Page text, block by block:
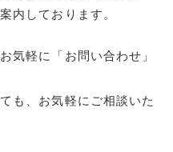
内しております。
気軽に「お問い合わせ」
も、お気軽にご相談いた